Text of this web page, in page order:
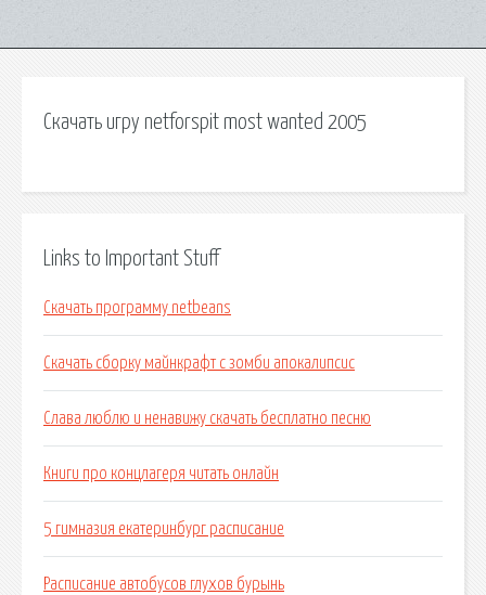
Скачать игру netforspit most wanted 2005
Links to Important Stuff
Скачать программу netbeans
Скачать сборку майнкрафт с зомби апокалипсис
Слава люблю и ненавижу скачать бесплатно песню
Книги про концлагеря читать онлайн
5 гимназия екатеринбург расписание
Расписание автобусов глухов бурынь